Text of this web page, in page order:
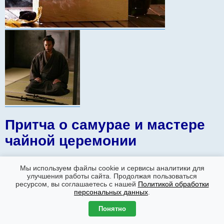
Притча о самурае и мастере
чайной церемонии
Однажды чайный мастер шел по улице
с большим подносом, уставленным
чашками и баночками с чаем. Вдруг из
небольшого бакалейного магазинчика
на улицу вывалился разъяренный
Мы используем файлы cookie и сервисы аналитики для
улучшения работы сайта. Продолжая пользоваться
ресурсом, вы соглашаетесь с нашей Политикой обработки
персональных данных
Понятно